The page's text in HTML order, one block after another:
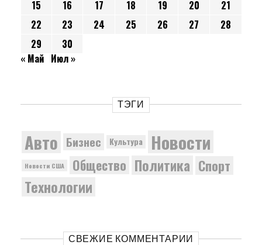
15
16 17 18 19 20
21
22
23 24 25 26 27
28
29
30
« Май Июл »
ТЭГИ
Авто Бизнес Культура Новости
Новости США Общество Политика Спорт
Технологии
СВЕЖИЕ КОММЕНТАРИИ